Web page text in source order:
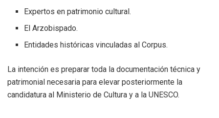
Expertos en patrimonio cultural.
El Arzobispado.
Entidades históricas vinculadas al Corpus.
La intención es preparar toda la documentación técnica y
patrimonial necesaria para elevar posteriormente la
candidatura al Ministerio de Cultura y a la UNESCO.